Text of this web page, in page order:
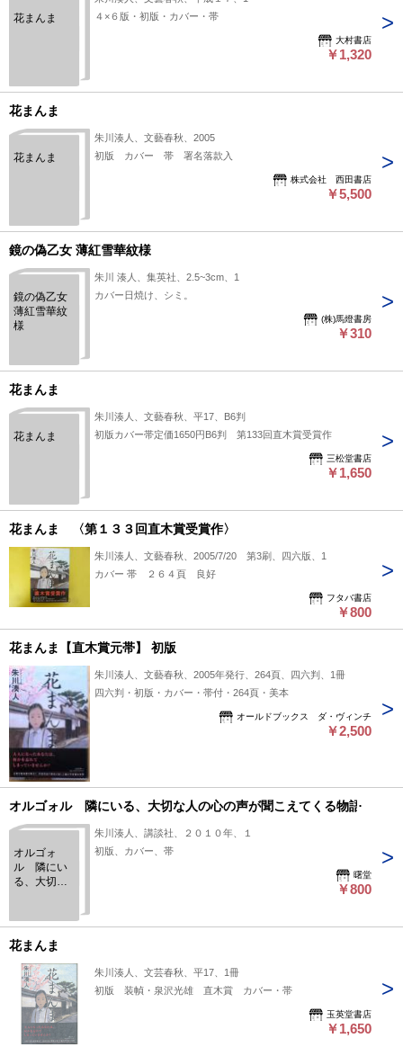
花まんま
４×６版・初版・カバー・帯
大村書店
￥1,320
花まんま
花まんま
朱川湊人、文藝春秋、2005
初版 カバー 帯 署名落款入
株式会社 西田書店
￥5,500
鏡の偽乙女 薄紅雪華紋様
鏡の偽乙女
薄紅雪華紋
様
朱川 湊人、集英社、2.5~3cm、1
カバー日焼け、シミ。
(株)馬燈書房
￥310
花まんま
花まんま
朱川湊人、文藝春秋、平17、B6判
初版カバー帯定価1650円B6判 第133回直木賞受賞作
三松堂書店
￥1,650
花まんま 〈第１３３回直木賞受賞作〉
朱川湊人、文藝春秋、2005/7/20 第3刷、四六版、1
カバー 帯 ２６４頁 良好
フタバ書店
￥800
花まんま【直木賞元帯】 初版
朱川湊人、文藝春秋、2005年発行、264頁、四六判、1冊
四六判・初版・カバー・帯付・264頁・美本
オールドブックス ダ・ヴィンチ
￥2,500
オルゴォル 隣にいる、大切な人の心の声が聞こえてくる物語
オルゴォ
ル 隣にい
る、大切な
くる物語
朱川湊人、講談社、２０１０年、１
初版、カバー、帯
曙堂
￥800
花まんま
朱川湊人、文芸春秋、平17、1冊
初版 装幀・泉沢光雄 直木賞 カバー・帯
玉英堂書店
￥1,650